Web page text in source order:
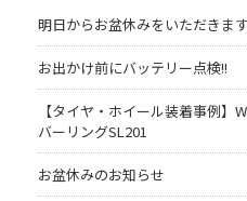
明日からお盆休みをいただきます
お出かけ前にバッテリー点検!!
【タイヤ・ホイール装着事例
バーリングSL201
お盆休みのお知らせ